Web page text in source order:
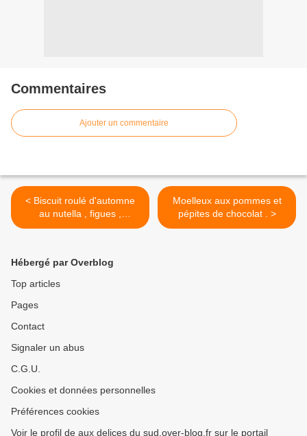
Commentaires
Ajouter un commentaire
< Biscuit roulé d'automne
au nutella , figues ,
framboises , pignons .
Moelleux aux pommes et
pépites de chocolat . >
Hébergé par Overblog
Top articles
Pages
Contact
Signaler un abus
C.G.U.
Cookies et données personnelles
Préférences cookies
Voir le profil de aux delices du sud.over-blog.fr sur le portail